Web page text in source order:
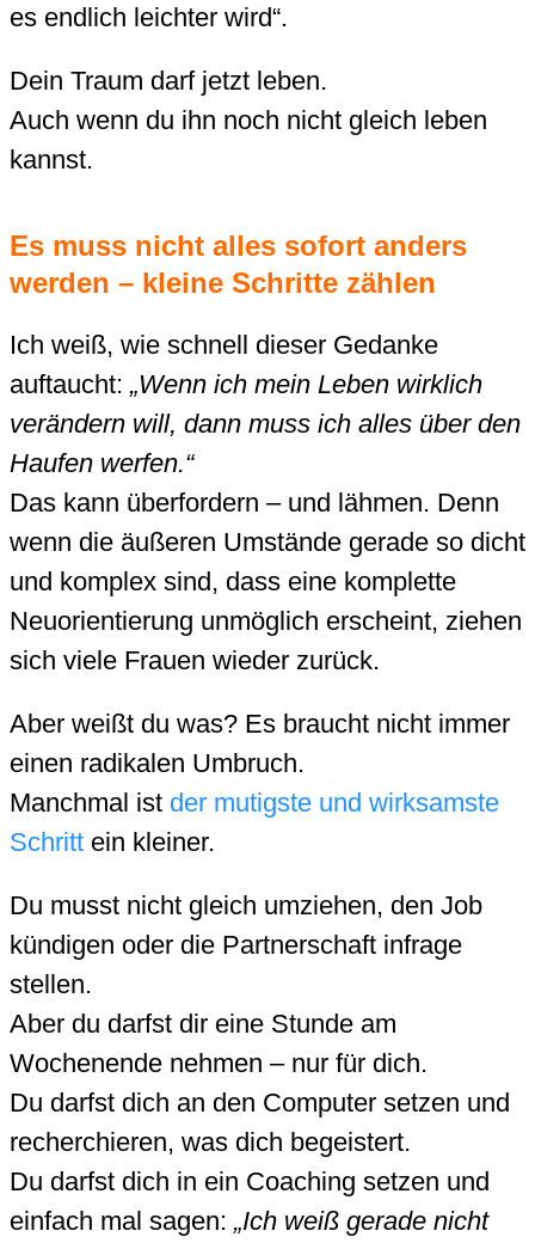
es endlich leichter wird“.
Dein Traum darf jetzt leben.
Auch wenn du ihn noch nicht gleich leben
kannst.
Es muss nicht alles sofort anders
werden – kleine Schritte zählen
Ich weiß, wie schnell dieser Gedanke
auftaucht: „Wenn ich mein Leben wirklich
verändern will, dann muss ich alles über den
Haufen werfen.“
Das kann überfordern – und lähmen. Denn
wenn die äußeren Umstände gerade so dicht
und komplex sind, dass eine komplette
Neuorientierung unmöglich erscheint, ziehen
sich viele Frauen wieder zurück.
Aber weißt du was? Es braucht nicht immer
einen radikalen Umbruch.
Manchmal ist der mutigste und wirksamste
Schritt ein kleiner.
Du musst nicht gleich umziehen, den Job
kündigen oder die Partnerschaft infrage
stellen.
Aber du darfst dir eine Stunde am
Wochenende nehmen – nur für dich.
Du darfst dich an den Computer setzen und
recherchieren, was dich begeistert.
Du darfst dich in ein Coaching setzen und
einfach mal sagen: „Ich weiß gerade nicht